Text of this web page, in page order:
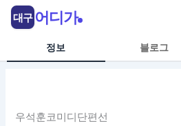
정보 블로그
우석훈코미디단편선
대구 어디가